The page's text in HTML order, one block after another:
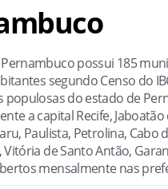
possui 185
segundo Censo do
populosas do estado de
a capital Recife,
Paulista, Petrolina, Cabo
Vitória de Santo Antão,
mensalmente nas